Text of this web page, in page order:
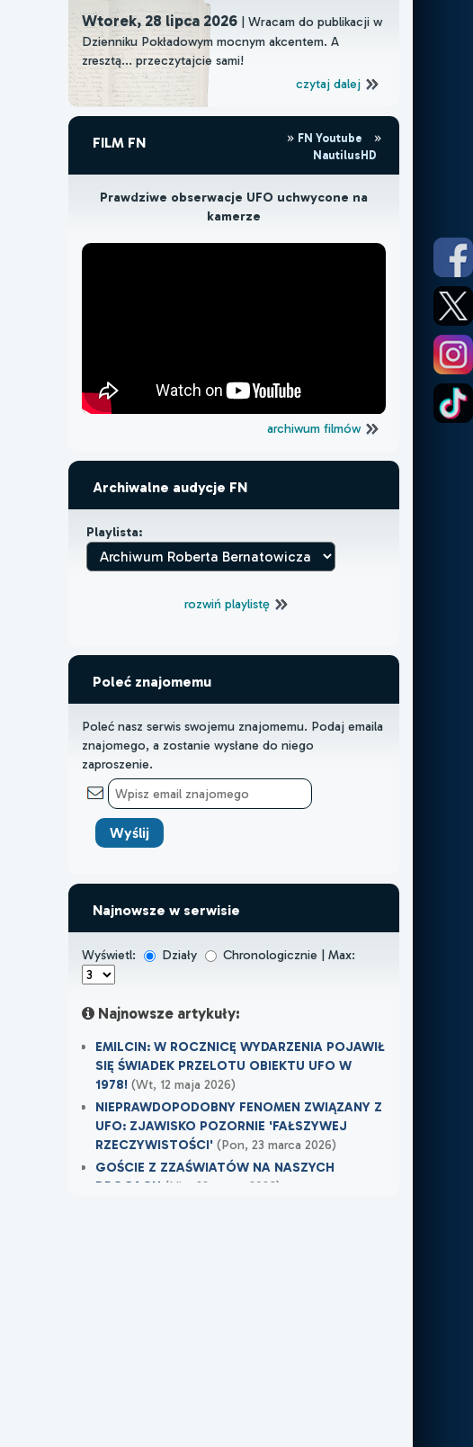
Wtorek, 28 lipca 2026| Wracam do publikacji w
Dzienniku Pokładowym mocnym akcentem. A
zresztą... przeczytajcie sami!
czytaj dalej
FILM FN
FN Youtube
NautilusHD
Prawdziwe obserwacje UFO uchwycone na
kamerze
archiwum filmów
Archiwalne audycje FN
Playlista:
rozwiń playlistę
Poleć znajomemu
Poleć nasz serwis swojemu znajomemu. Podaj emaila
znajomego, a zostanie wysłane do niego
zaproszenie.
Najnowsze w serwisie
Wyświetl: Działy Chronologicznie | Max:
Najnowsze artykuły:
EMILCIN: W ROCZNICĘ WYDARZENIA POJAWIŁ
SIĘ ŚWIADEK PRZELOTU OBIEKTU UFO W
1978!(Wt, 12 maja 2026)
NIEPRAWDOPODOBNY FENOMEN ZWIĄZANY Z
UFO: ZJAWISKO POZORNIE 'FAŁSZYWEJ
RZECZYWISTOŚCI'(Pon, 23 marca 2026)
GOŚCIE Z ZZAŚWIATÓW NA NASZYCH
DROGACH (Nie, 22 marca 2026)